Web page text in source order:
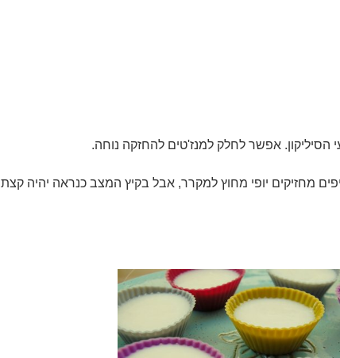
הסיליקון. אפשר לחלק למנז'טים להחזקה נוחה.
מחזיקים יופי מחוץ למקרר, אבל בקיץ המצב כנראה יהיה קצת